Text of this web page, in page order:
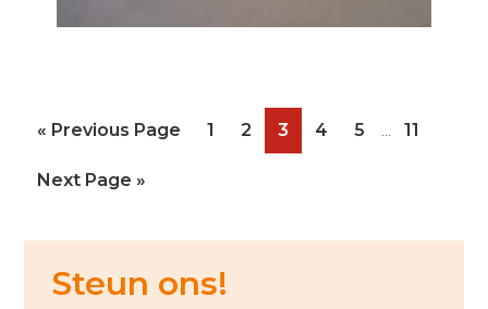
« Go
Previous Page Page
1 Page
2 Page
3 Page
4 Page
5
pages
Page
11
Go
Next Page »
Primary
Sidebar
Steun ons!